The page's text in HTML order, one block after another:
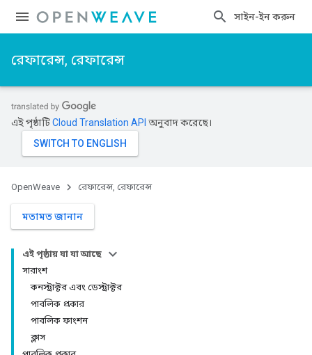
সাইন-ইন করুন
রেফারেন্স, রেফারেন্স
এই পৃষ্ঠাটিCloud Translation API অনুবাদ করেছে।
OpenWeave রেফারেন্স, রেফারেন্স
মতামত জানান
এই পৃষ্ঠায় যা যা আছে
সারাংশ
কনস্ট্রাক্টর এবং ডেস্ট্রাক্টর
পাবলিক প্রকার
পাবলিক ফাংশন
ক্লাস